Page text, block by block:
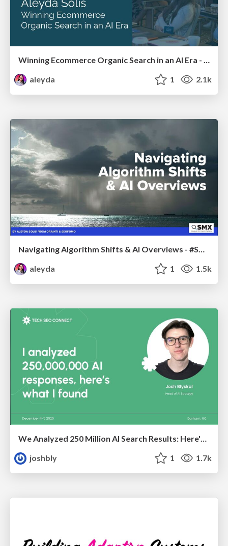
aleyda
1 2.1k
Navigating Algorithm Shifts & AI Overviews - #SMXNext
aleyda
1 1.5k
We Analyzed 250 Million AI Search Results: Here's What I Found
joshbly
1 1.7k